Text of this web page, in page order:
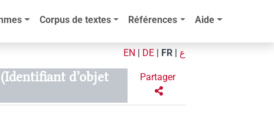
Corpus de textes Références Aide
EN DE FR ع
(Identifiant d’objet
Partager